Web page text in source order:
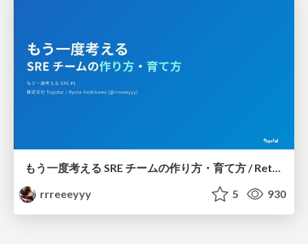
もう一度考える SRE チームの作り方・育て方 / Rethinking SRE #1: Building and Growing SRE Teams
rrreeeyyy
5 930